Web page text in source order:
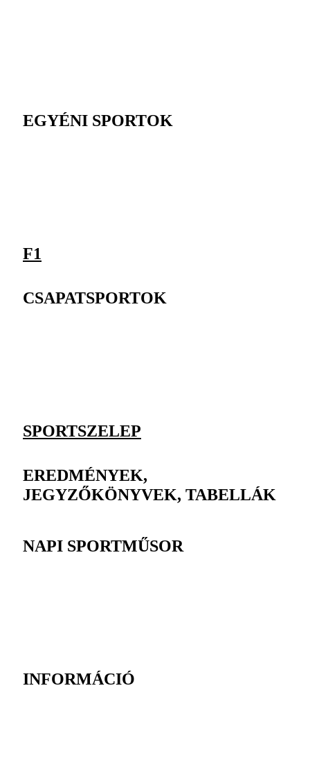
EGYÉNI SPORTOK
F1
CSAPATSPORTOK
SPORTSZELEP
EREDMÉNYEK,
JEGYZŐKÖNYVEK, TABELLÁK
NAPI SPORTMŰSOR
INFORMÁCIÓ